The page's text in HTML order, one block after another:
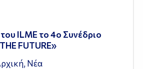
ILME το 4ο Συνέδριο
FUTURE»
, Νέα